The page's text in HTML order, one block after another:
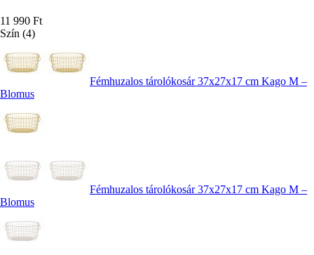
11 990 Ft
Szín (4)
Fémhuzalos tárolókosár 37x27x17 cm Kago M –
Blomus
Fémhuzalos tárolókosár 37x27x17 cm Kago M –
Blomus